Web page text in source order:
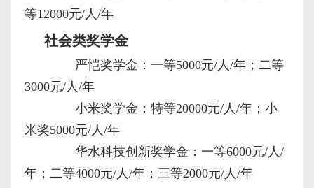
等12000元/ 人 /年
社会类奖学金
严恺奖学金：一等5000元/ 人 /年；二等
3000元/ 人 /年
小米奖学金：特等20000元/ 人 /年；小
米奖5000元/ 人 /年
华水科技创新奖学金：一等6000元/ 人 /
年；二等4000元/ 人 /年；三等2000元/ 人 /年